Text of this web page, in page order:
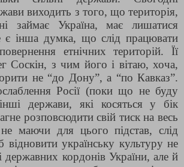
виходить з того, що територія,
займає Україна, має лишатися
є інша думка, що слід працювати
етнічних територій. Її
Соскін, з чим його і вітаю, хоча,
не “до Дону”, а “по Кавказ”.
Росії (поки що не буду
держави, які косяться у бік
розповсюдити свій тиск на весь
маючи для цього підстав, слід
українську культуру не
державних кордонів України, але й